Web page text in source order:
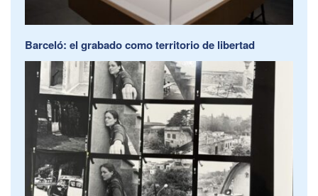
Barceló: el grabado como territorio de libertad